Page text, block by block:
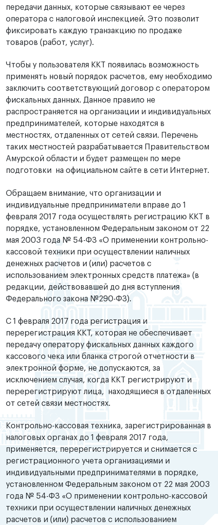
передачи данных, которые связывают ее через
оператора с налоговой инспекцией. Это позволит
фиксировать каждую транзакцию по продаже
товаров (работ, услуг).
Чтобы у пользователя ККТ появилась возможность
применять новый порядок расчетов, ему необходимо
заключить соответствующий договор с оператором
фискальных данных. Данное правило не
распространяется на организации и индивидуальных
предпринимателей, которые находятся в
местностях, отдаленных от сетей связи. Перечень
таких местностей разрабатывается Правительством
Амурской области и будет размещен по мере
подготовки на официальном сайте в сети Интернет.
Обращаем внимание, что организации и
индивидуальные предприниматели вправе до 1
февраля 2017 года осуществлять регистрацию ККТ в
порядке, установленном Федеральным законом от 22
мая 2003 года № 54-ФЗ «О применении контрольно-
кассовой техники при осуществлении наличных
денежных расчетов и (или) расчетов с
использованием электронных средств платежа» (в
редакции, действовавшей до дня вступления
Федерального закона №290-ФЗ).
С 1 февраля 2017 года регистрация и
перерегистрация ККТ, которая не обеспечивает
передачу оператору фискальных данных каждого
кассового чека или бланка строгой отчетности в
электронной форме, не допускаются, за
исключением случая, когда ККТ регистрируют и
перерегистрируют лица, находящиеся в отдаленных
от сетей связи местностях.
Контрольно-кассовая техника, зарегистрированная в
налоговых органах до 1 февраля 2017 года,
применяется, перерегистрируется и снимается с
регистрационного учета организациями и
индивидуальными предпринимателями в порядке,
установленном Федеральным законом от 22 мая 2003
года № 54-ФЗ «О применении контрольно-кассовой
техники при осуществлении наличных денежных
расчетов и (или) расчетов с использованием